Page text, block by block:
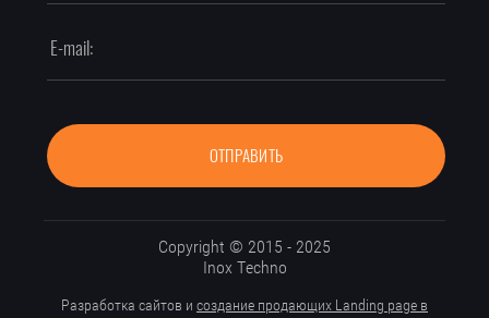
ОТПРАВИТЬ
Copyright © 2015 - 2025
Inox Techno
Разработка сайтов и создание продающих Landing page в